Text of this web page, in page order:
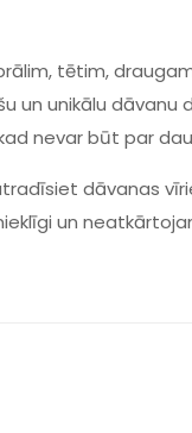
tētim,
un unikālu dāvanu
nevar būt par
dāvanas
un